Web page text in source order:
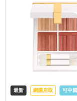
最新 網購店取 可中